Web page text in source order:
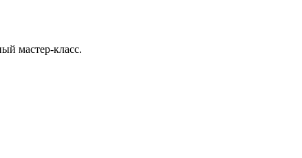
мастер-класс.